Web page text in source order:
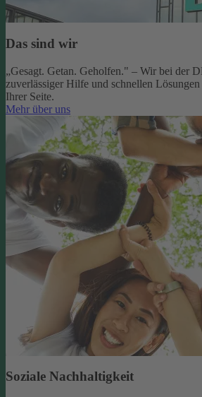
Das sind wir
„Gesagt. Getan. Geholfen." – Wir bei der
zuverlässiger Hilfe und schnellen
Ihrer Seite.
Mehr über uns
Soziale Nachhaltigkeit